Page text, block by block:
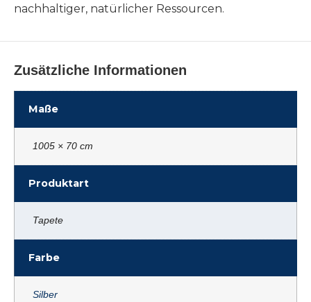
nachhaltiger, natürlicher Ressourcen.
Zusätzliche Informationen
Maße
1005 × 70 cm
Produktart
Tapete
Farbe
Silber